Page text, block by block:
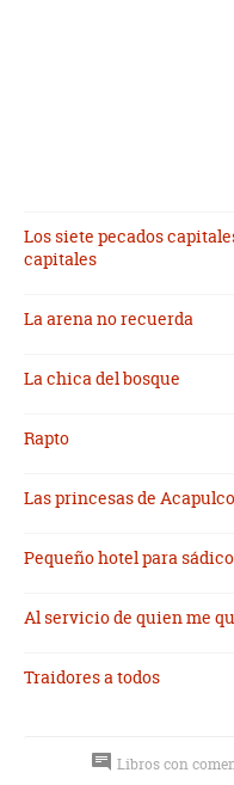
Los siete pecados
capitales
La arena no recuerda
La chica del bosque
Rapto
Las princesas de Acapulco
Pequeño hotel para
Al servicio de quien me
Traidores a todos
Libros con